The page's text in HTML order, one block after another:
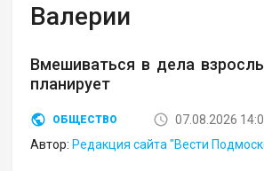
Валерии
Вмешиваться в дела
планирует
ОБЩЕСТВО
07.08.2026
Автор: Редакция сайта "Вести